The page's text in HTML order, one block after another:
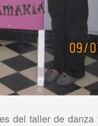
del taller de